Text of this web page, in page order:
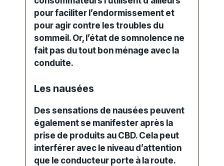
pour faciliter l’endormissement et
pour agir contre les troubles du
sommeil. Or, l’état de somnolence ne
fait pas du tout bon ménage avec la
conduite.
Les nausées
Des sensations de nausées peuvent
également se manifester après la
prise de produits au CBD. Cela peut
interférer avec le niveau d’attention
que le conducteur porte à la route.